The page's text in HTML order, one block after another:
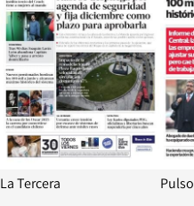
La Tercera Pulso